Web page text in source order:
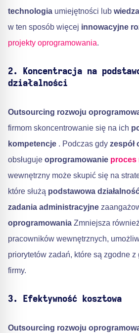
technologia umiejętności lub
w ten sposób więcej innowacyjne
projekty oprogramowania.
2. Koncentracja na
działalności
Outsourcing rozwoju
firmom skoncentrowanie się na ich
kompetencje . Podczas gdy zespół
obsługuje oprogramowanie proces
wewnętrzny może skupić się na
które służą podstawowa
zadania administracyjne
oprogramowania Zmniejsza
pracowników wewnętrznych,
priorytetów zadań, które są zgodne z
firmy.
3. Efektywność kosztowa
Outsourcing rozwoju